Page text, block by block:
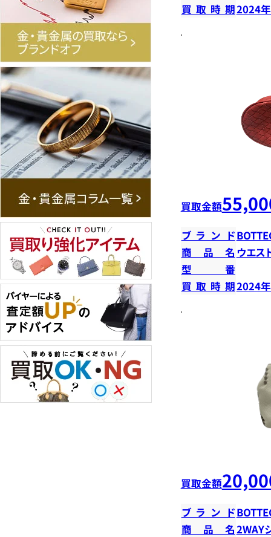
買取時期2024
買取金額
ブランド
商品名 ウエス
型番
買取時期2024
買取金額
ブランド
商品名2WAY